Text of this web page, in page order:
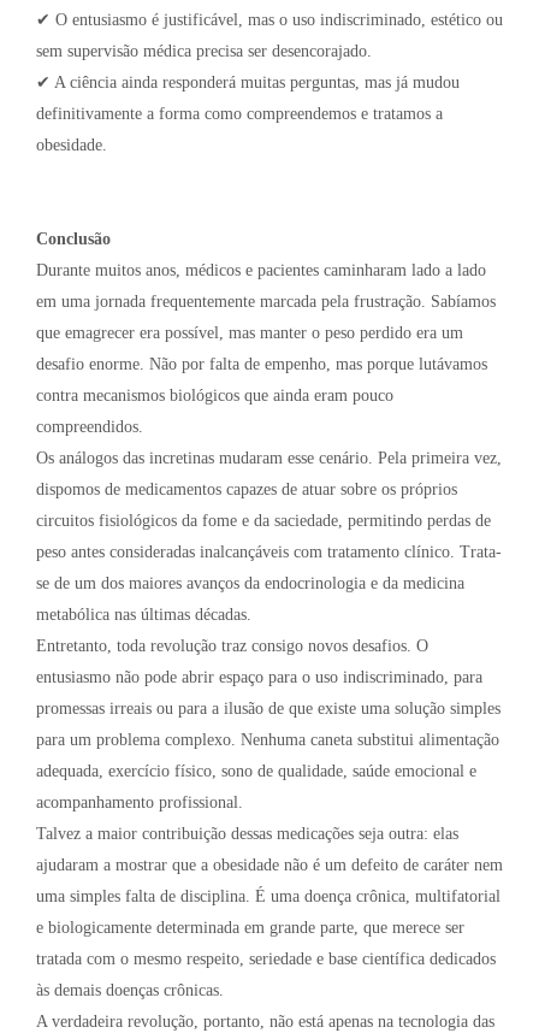
✔ O entusiasmo é justificável, mas o uso indiscriminado, estético ou
sem supervisão médica precisa ser desencorajado.
✔ A ciência ainda responderá muitas perguntas, mas já mudou
definitivamente a forma como compreendemos e tratamos a
obesidade.
Conclusão
Durante muitos anos, médicos e pacientes caminharam lado a lado
em uma jornada frequentemente marcada pela frustração. Sabíamos
que emagrecer era possível, mas manter o peso perdido era um
desafio enorme. Não por falta de empenho, mas porque lutávamos
contra mecanismos biológicos que ainda eram pouco
compreendidos.
Os análogos das incretinas mudaram esse cenário. Pela primeira vez,
dispomos de medicamentos capazes de atuar sobre os próprios
circuitos fisiológicos da fome e da saciedade, permitindo perdas de
peso antes consideradas inalcançáveis com tratamento clínico. Trata-
se de um dos maiores avanços da endocrinologia e da medicina
metabólica nas últimas décadas.
Entretanto, toda revolução traz consigo novos desafios. O
entusiasmo não pode abrir espaço para o uso indiscriminado, para
promessas irreais ou para a ilusão de que existe uma solução simples
para um problema complexo. Nenhuma caneta substitui alimentação
adequada, exercício físico, sono de qualidade, saúde emocional e
acompanhamento profissional.
Talvez a maior contribuição dessas medicações seja outra: elas
ajudaram a mostrar que a obesidade não é um defeito de caráter nem
uma simples falta de disciplina. É uma doença crônica, multifatorial
e biologicamente determinada em grande parte, que merece ser
tratada com o mesmo respeito, seriedade e base científica dedicados
às demais doenças crônicas.
A verdadeira revolução, portanto, não está apenas na tecnologia das